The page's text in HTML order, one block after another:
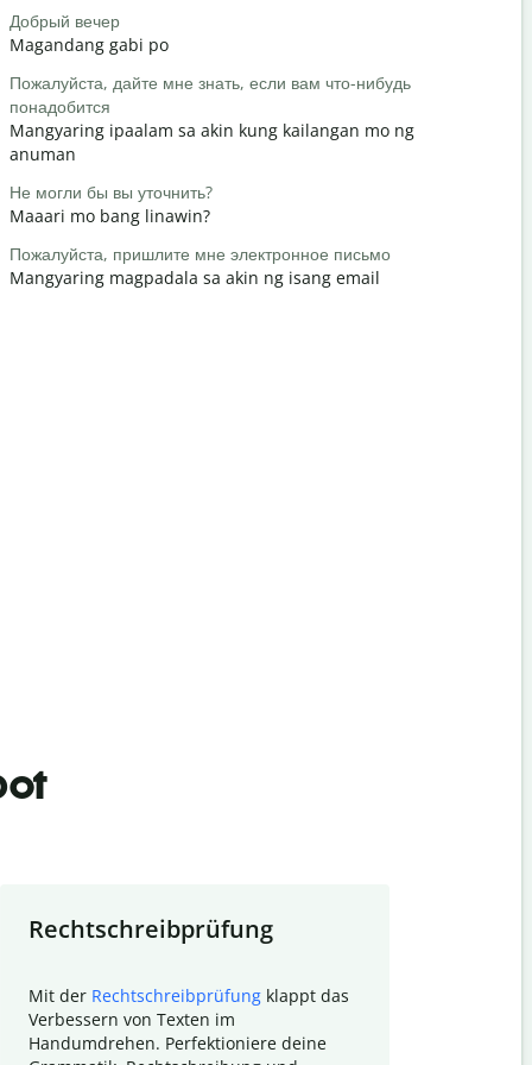
Добрый вечер
Magandang gabi po
Пожалуйста, дайте мне знать, если вам что-нибудь
понадобится
Mangyaring ipaalam sa akin kung kailangan mo ng
anuman
Не могли бы вы уточнить?
Maaari mo bang linawin?
Пожалуйста, пришлите мне электронное письмо
Mangyaring magpadala sa akin ng isang email
Rechtschreibprüfung
Mit der Rechtschreibprüfung klappt das
Verbessern von Texten im
Handumdrehen. Perfektioniere deine